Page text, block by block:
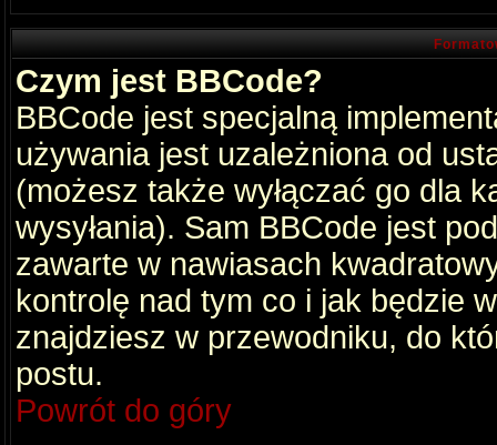
Czym jest BBCode?
BBCode jest specjalną
używania jest uzależniona od
(możesz także wyłączać go dla
wysyłania). Sam BBCode jest
zawarte w nawiasach
kontrolę nad tym co i jak będzie
znajdziesz w przewodniku, do
postu.
Powrót do góry